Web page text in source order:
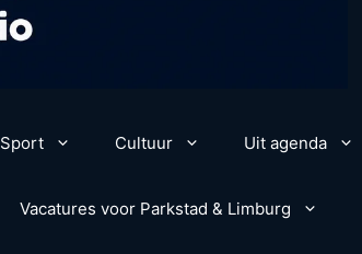
Sport Cultuur Uit agenda
Vacatures voor Parkstad & Limburg